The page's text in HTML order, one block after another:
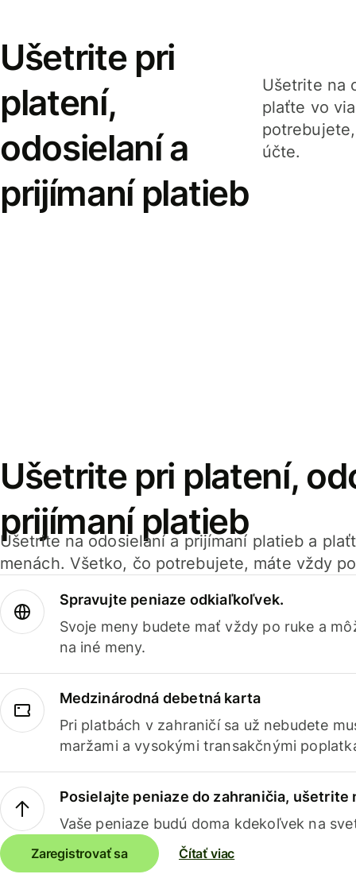
Ušetrite pri
platení,
odosielaní a
prijímaní platieb
Ušetrite na
plaťte vo
účte.
Ušetrite pri platení,
prijímaní platieb
Ušetrite na odosielaní a prijímaní platieb a
menách. Všetko, čo potrebujete, máte vždy
Spravujte peniaze odkiaľkoľvek.
Svoje meny budete mať vždy po ruke a
na iné meny.
Medzinárodná debetná karta
Pri platbách v zahraničí sa už nebudete
maržami a vysokými transakčnými
Posielajte peniaze do zahraničia, ušetrite
Vaše peniaze budú doma kdekoľvek na
Zaregistrovať sa Čítať viac